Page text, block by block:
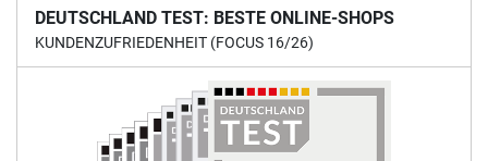
DEUTSCHLAND TEST: BESTE ONLINE-SHOPS
KUNDENZUFRIEDENHEIT (FOCUS 16/26)